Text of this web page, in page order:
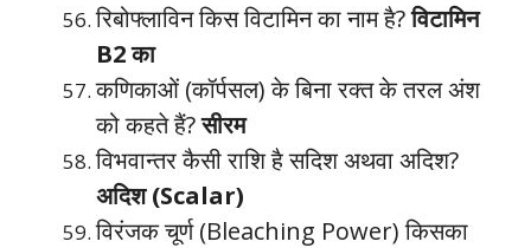
रिबोफ्लाविन किस विटामिन का नाम है?विटामिन
B2 का
कणिकाओं (कॉर्पसल) के बिना रक्त के तरल अंश
को कहते हैं?सीरम
विभवान्तर कैसी राशि है सदिश अथवा अदिश?
अदिश (Scalar)
विरंजक चूर्ण (Bleaching Power) किसका